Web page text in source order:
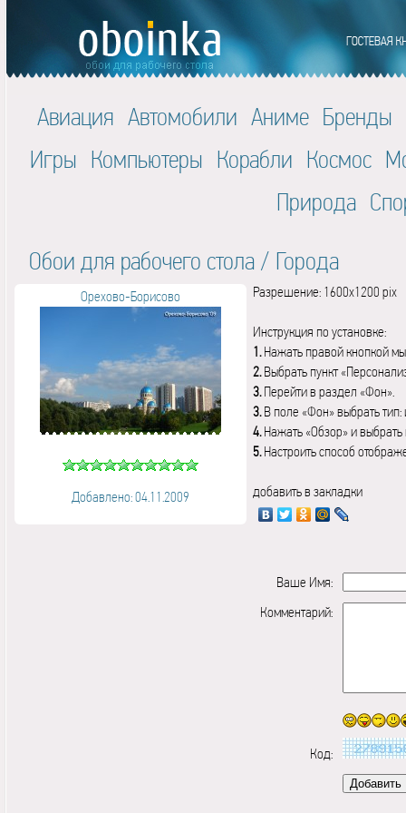
Авиация Автомобили Аниме Бренды
Игры Компьютеры Корабли Космос
Природа
Обои для рабочего стола / Города
Орехово-Борисово
Добавлено: 04.11.2009
Разрешение: 1600x1200 pix
Инструкция по установке:
1.Нажать правой кнопкой
2.Выбрать пункт
3.Перейти в раздел «Фон».
3.В поле «Фон» выбрать
4.Нажать «Обзор» и выбрать
5.Настроить способ
добавить в закладки
Ваше Имя:
Комментарий:
Код: